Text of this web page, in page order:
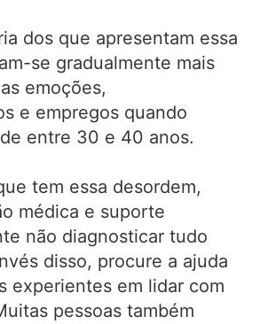
dos que apresentam essa
se gradualmente mais
emoções,
e empregos quando
entre 30 e 40 anos.
tem essa desordem,
médica e suporte
não diagnosticar tudo
disso, procure a ajuda
experientes em lidar com
pessoas também